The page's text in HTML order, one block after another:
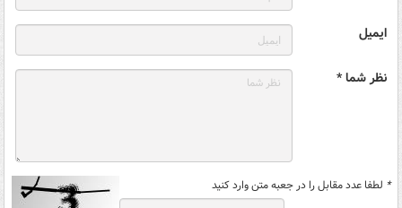
ایمیل
نظر شما *
* لطفا عدد مقابل را در جعبه متن وارد کنید